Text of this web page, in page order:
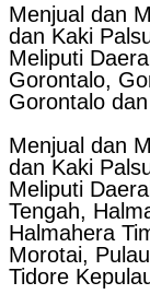
Menjual dan
dan Kaki
Meliputi
Gorontalo,
Gorontalo
Menjual dan
dan Kaki
Meliputi
Tengah,
Halmahera
Morotai,
Tidore